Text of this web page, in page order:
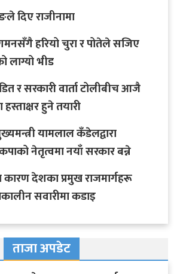
दिए राजीनामा
हरियो चुरा र पोतेले सजिए
लाग्यो भीड
र सरकारी वार्ता टोलीबीच आजै
हस्ताक्षर हुने तयारी
यामलाल कँडेलद्वारा
नेतृत्वमा नयाँ सरकार बन्ने
कारण देशका प्रमुख राजमार्गहरू
सवारीमा कडाइ
ताजा अपडेट